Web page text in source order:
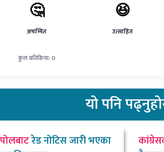
🤔
अचम्मित
😆
उत्साहित
कुल प्रतिक्रिया: 0
योपनि
रेड नोटिस जारी भएका